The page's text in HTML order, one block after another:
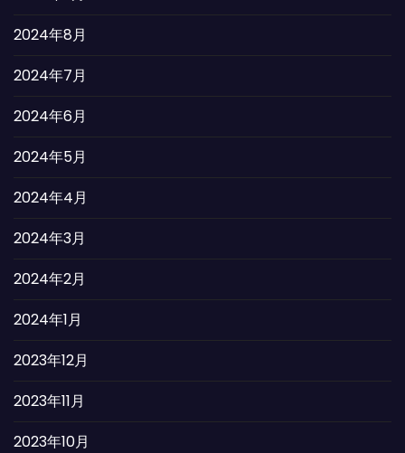
2024年8月
2024年7月
2024年6月
2024年5月
2024年4月
2024年3月
2024年2月
2024年1月
2023年12月
2023年11月
2023年10月